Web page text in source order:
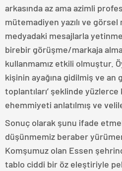
arkasında az ama azimli
mütemadiyen yazılı ve
medyadaki mesajlarla
birebir görüşme/markaja
kullanmamız etkili olmuştur.
kişinin ayağına gidilmiş ve an
toplantıları’ şeklinde
ehemmiyeti anlatılmış ve
Sonuç olarak şunu ifade
düşünmemiz beraber
Komşumuz olan Essen
tablo ciddi bir öz eleştiriyle